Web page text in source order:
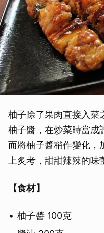
柚子除了果肉直接入菜
柚子醬，在炒菜時當成
而將柚子醬稍作變化，
上炙考，甜甜辣辣的味
【食材】
柚子醬 100克